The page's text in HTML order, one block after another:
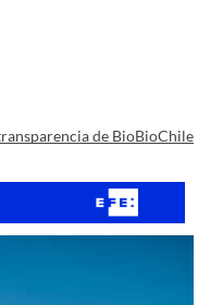
de BioBioChile